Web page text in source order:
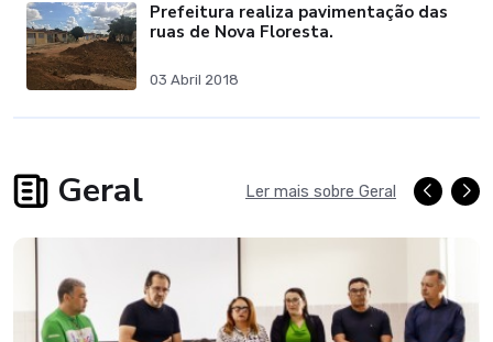
Prefeitura realiza pavimentação das
ruas de Nova Floresta.
03 Abril 2018
Geral Ler mais sobre Geral